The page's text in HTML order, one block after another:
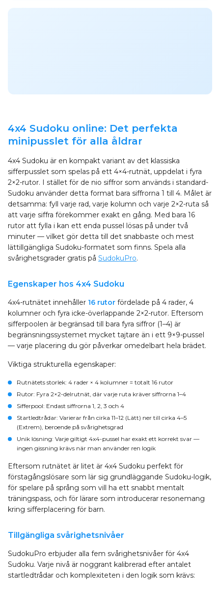
4x4 Sudoku online: Det perfekta
minipusslet för alla åldrar
4x4 Sudoku är en kompakt variant av det klassiska
sifferpusslet som spelas på ett 4×4-rutnät, uppdelat i fyra
2×2-rutor. I stället för de nio siffror som används i standard-
Sudoku använder detta format bara siffrorna 1 till 4. Målet är
detsamma: fyll varje rad, varje kolumn och varje 2×2-ruta så
att varje siffra förekommer exakt en gång. Med bara 16
rutor att fylla i kan ett enda pussel lösas på under två
minuter — vilket gör detta till det snabbaste och mest
lättillgängliga Sudoku-formatet som finns. Spela alla
svårighetsgrader gratis på SudokuPro.
Egenskaper hos 4x4 Sudoku
4x4-rutnätet innehåller 16 rutor fördelade på 4 rader, 4
kolumner och fyra icke-överlappande 2×2-rutor. Eftersom
sifferpoolen är begränsad till bara fyra siffror (1–4) är
begränsningssystemet mycket tajtare än i ett 9×9-pussel
— varje placering du gör påverkar omedelbart hela brädet.
Viktiga strukturella egenskaper:
Rutnätets storlek: 4 rader × 4 kolumner = totalt 16 rutor
Rutor: Fyra 2×2-delrutnät, där varje ruta kräver siffrorna 1–4
Sifferpool: Endast siffrorna 1, 2, 3 och 4
Startledtrådar: Varierar från cirka 11–12 (Lätt) ner till cirka 4–5
(Extrem), beroende på svårighetsgrad
Unik lösning: Varje giltigt 4x4-pussel har exakt ett korrekt svar —
ingen gissning krävs när man använder ren logik
Eftersom rutnätet är litet är 4x4 Sudoku perfekt för
förstagångslösare som lär sig grundläggande Sudoku-logik,
för spelare på språng som vill ha ett snabbt mentalt
träningspass, och för lärare som introducerar resonemang
kring sifferplacering för barn.
Tillgängliga svårighetsnivåer
SudokuPro erbjuder alla fem svårighetsnivåer för 4x4
Sudoku. Varje nivå är noggrant kalibrerad efter antalet
startledtrådar och komplexiteten i den logik som krävs: